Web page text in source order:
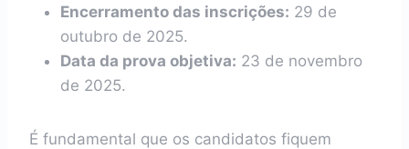
Encerramento das inscrições: 29 de
outubro de 2025.
Data da prova objetiva: 23 de novembro
de 2025.
É fundamental que os candidatos fiquem